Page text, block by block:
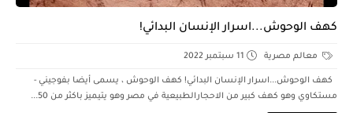
كهف الوحوش...اسرار الإنسان البدائي!
معالم مصرية 11 سبتمبر 2022
كهف الوحوش...اسرار الإنسان البدائي! كهف الوحوش ، يسمى أيضا بفوجيني -
مستكاوي وهو كهف كبير من الاحجارالطبيعية في مصر وهو يتيميز باكثر من 50...